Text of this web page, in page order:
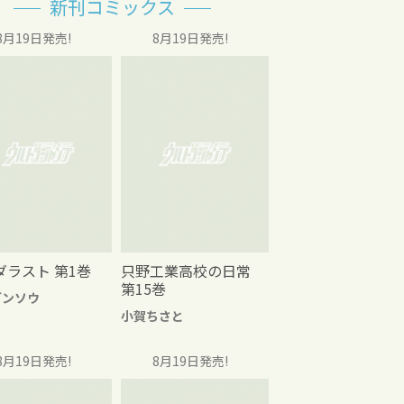
新刊コミックス
19日発売!
ラスト 第1巻
ソウ
8月19日発売!
只野工業高校の日常
第15巻
小賀ちさと
19日発売! 8月19日発売!